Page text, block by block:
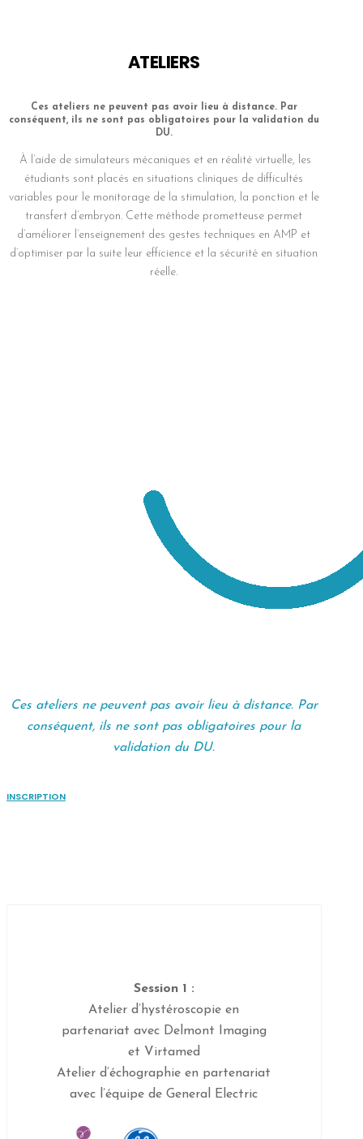
ATELIERS
Ces ateliers ne peuvent pas avoir lieu à distance. Par
conséquent, ils ne sont pas obligatoires pour la validation du
DU.
À l’aide de simulateurs mécaniques et en réalité virtuelle, les
étudiants sont placés en situations cliniques de difficultés
variables pour le monitorage de la stimulation, la ponction et le
transfert d’embryon. Cette méthode prometteuse permet
d’améliorer l’enseignement des gestes techniques en AMP et
d’optimiser par la suite leur efficience et la sécurité en situation
réelle.
Ces ateliers ne peuvent pas avoir lieu à distance. Par
conséquent, ils ne sont pas obligatoires pour la
validation du DU.
INSCRIPTION
Session 1 :
Atelier d’hystéroscopie en
partenariat avec Delmont Imaging
et Virtamed
Atelier d’échographie en partenariat
avec l’équipe de General Electric